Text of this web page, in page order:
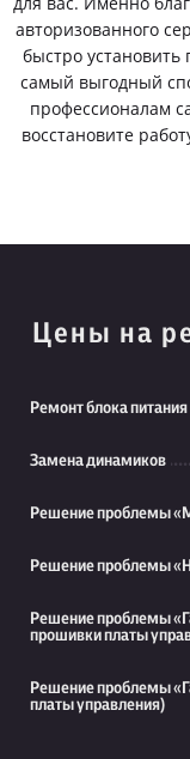
авторизованного
быстро
самый выгодный
профессионалам
восстановите
Цены на
Ремонт блока питания
Замена динамиков
Решение проблемы
Решение проблемы
Решение проблемы
прошивки платы
Решение проблемы
платы управления)